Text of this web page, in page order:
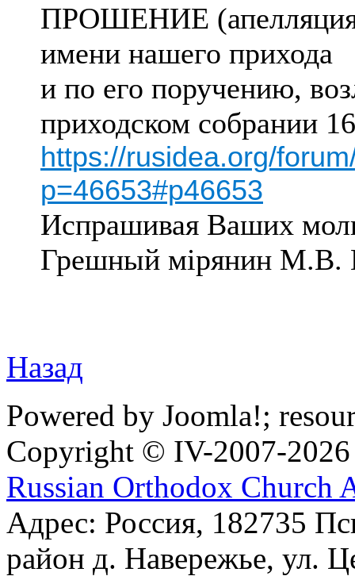
ПРОШЕНИЕ (апелляция)
имени нашего прихода
и по его поручению,
приходском собрании
https://rusidea.org/
p=46653#p46653
Испрашивая Ваших
Грешный мiрянин М.В.
Назад
Powered by Joomla!;
Copyright © IV-2007-2026
Russian Orthodox Church
Адрес: Россия, 182735
район д. Навережье, ул.